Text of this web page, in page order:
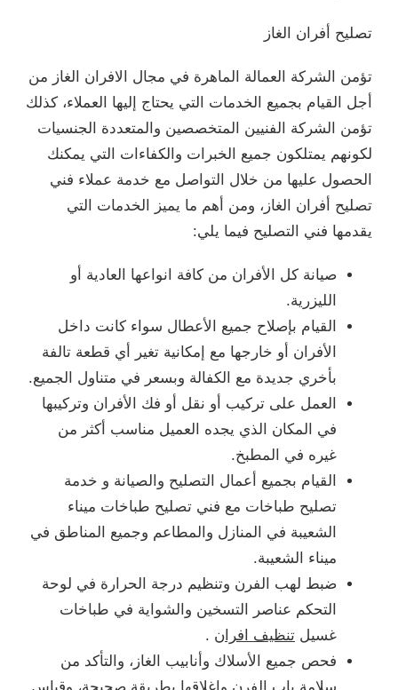
تصليح أفران الغاز
تؤمن الشركة العمالة الماهرة في مجال الافران الغاز من
أجل القيام بجميع الخدمات التي يحتاج إليها العملاء، كذلك
تؤمن الشركة الفنيين المتخصصين والمتعددة الجنسيات
لكونهم يمتلكون جميع الخبرات والكفاءات التي يمكنك
الحصول عليها من خلال التواصل مع خدمة عملاء فني
تصليح أفران الغاز، ومن أهم ما يميز الخدمات التي
يقدمها فني التصليح فيما يلي:
صيانة كل الأفران من كافة انواعها العادية أو
الليزرية.
القيام بإصلاح جميع الأعطال سواء كانت داخل
الأفران أو خارجها مع إمكانية تغير أي قطعة تالفة
بأخري جديدة مع الكفالة وبسعر في متناول الجميع.
العمل على تركيب أو نقل أو فك الأفران وتركيبها
في المكان الذي يجده العميل مناسب أكثر من
غيره في المطبخ.
القيام بجميع أعمال التصليح والصيانة و خدمة
تصليح طباخات مع فني تصليح طباخات ميناء
الشعيبة في المنازل والمطاعم وجميع المناطق في
ميناء الشعيبة.
ضبط لهب الفرن وتنظيم درجة الحرارة في لوحة
التحكم عناصر التسخين والشواية في طباخات
غسيل تنظيف افران .
فحص جميع الأسلاك وأنابيب الغاز، والتأكد من